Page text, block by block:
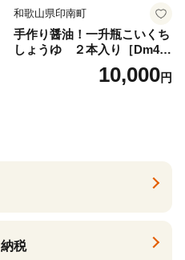
和歌山県印南町
手作り醤油！一升瓶こいくち
しょうゆ ２本入り［Dm4］
｜手作り 醤油 和歌山県 印南
町 一升瓶 こいくちしょうゆ
10,000円
税